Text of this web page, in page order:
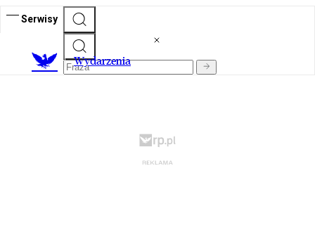
Serwisy
Wydarzenia